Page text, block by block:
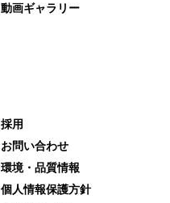
動画ギャラリー
採用
お問い合わせ
環境・品質情報
個人情報保護方針